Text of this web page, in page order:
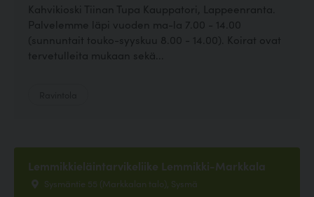
Kahvikioski Tiinan Tupa Kauppatori, Lappeenranta.
Palvelemme läpi vuoden ma-la 7.00 - 14.00
(sunnuntait touko-syyskuu 8.00 - 14.00). Koirat ovat
tervetulleita mukaan sekä...
Lemmikkieläintarvikeliike Lemmikki-Markkala
Sysmäntie 55 (Markkalan talo), Sysmä